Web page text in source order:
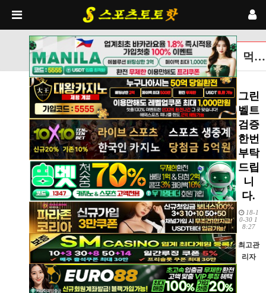
먹튀검증토토사이트 글보기
그린
벨트
검증
한번
부탁
드립
니
다.
18-1
0-30 1
8:27
최고관
리자